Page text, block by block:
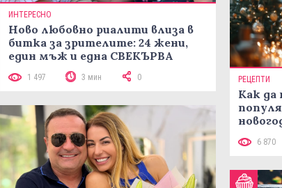
ИНТЕРЕСНО
Ново любовно риалити влиза в
битка за зрителите: 24 жени,
един мъж и една СВЕКЪРВА
1 497 3 мин 0 РЕЦЕПТИ
Как да
6 870